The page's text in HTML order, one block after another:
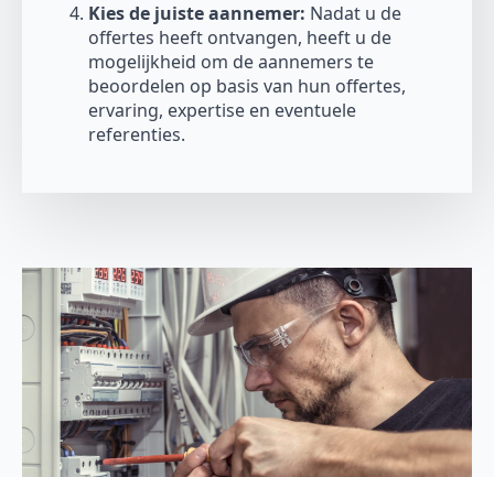
Kies de juiste aannemer: Nadat u de
offertes heeft ontvangen, heeft u de
mogelijkheid om de aannemers te
beoordelen op basis van hun offertes,
ervaring, expertise en eventuele
referenties.